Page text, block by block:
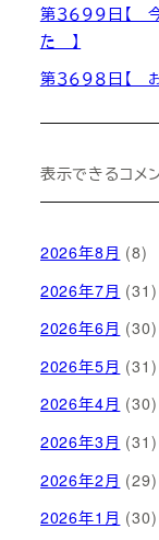
第３６９９日【
た 】
第３６９８日【
表示できるコメ
2026年8月 (8)
2026年7月 (31)
2026年6月 (30)
2026年5月 (31)
2026年4月 (30)
2026年3月 (31)
2026年2月 (29)
2026年1月 (30)